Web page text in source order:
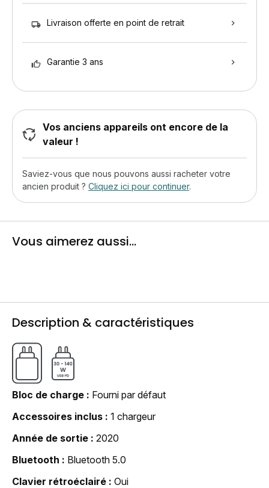
Livraison offerte en point de retrait
Garantie 3 ans
Vos anciens appareils ont encore de la
valeur !
Saviez-vous que nous pouvons aussi racheter votre
ancien produit ? Cliquez ici pour continuer.
Vous aimerez aussi...
Description & caractéristiques
Bloc de charge
Fourni par défaut
Accessoires inclus
1 chargeur
Année de sortie
2020
Bluetooth
Bluetooth 5.0
Clavier rétroéclairé
Oui